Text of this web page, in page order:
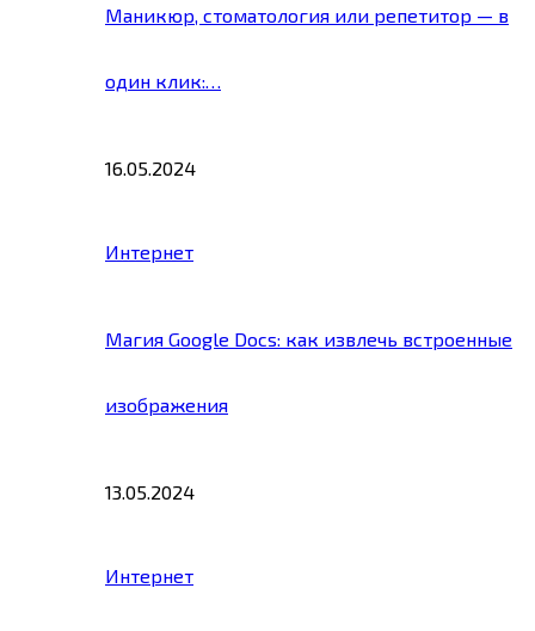
Маникюр, стоматология или репетитор — в
один клик:…
16.05.2024
Интернет
Магия Google Docs: как извлечь встроенные
изображения
13.05.2024
Интернет